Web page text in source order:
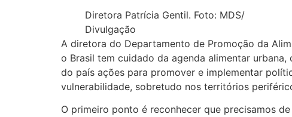
Diretora Patrícia Gentil. Foto: MDS/
Divulgação
A diretora do Departamento de Promoção da
o Brasil tem cuidado da agenda alimentar
do país ações para promover e implementar
vulnerabilidade, sobretudo nos territórios
O primeiro ponto é reconhecer que precisamos